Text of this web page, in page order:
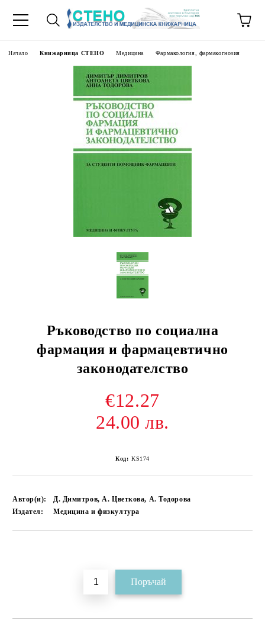
Начало Книжарница СТЕНО Медицина Фармакология, фармакогнозия
Ръководство по социална
фармация и фармацевтично
законодателство
€12.27
24.00 лв.
Код: KS174
Автор(и):
Д. Димитров, А. Цветкова, А. Тодорова
Издател:
Медицина и физкултура